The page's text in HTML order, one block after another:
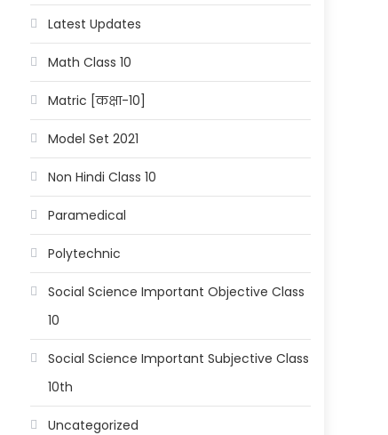
Latest Updates
Math Class 10
Matric [कक्षा-10]
Model Set 2021
Non Hindi Class 10
Paramedical
Polytechnic
Social Science Important Objective Class
10
Social Science Important Subjective Class
10th
Uncategorized